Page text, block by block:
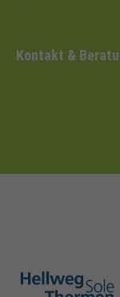
Kontakt &
hellweg-